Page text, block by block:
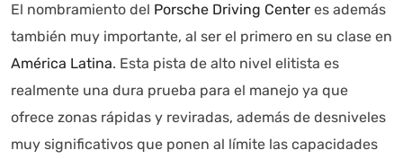
El nombramiento del Porsche Driving Center es además
también muy importante, al ser el primero en su clase en
América Latina. Esta pista de alto nivel elitista es
realmente una dura prueba para el manejo ya que
ofrece zonas rápidas y reviradas, además de desniveles
muy significativos que ponen al límite las capacidades
Estoy aquí para encontrar lo que necesitas. ¿Qué estás
buscando? "Este asistente con IA (OpenAI) ofrece